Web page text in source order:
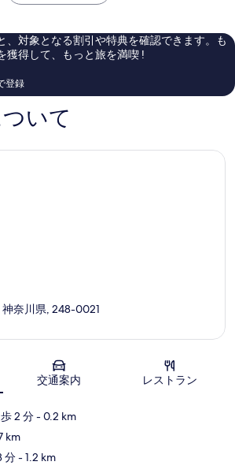
件
件
、対象となる割引や特典を確認できます。も
獲得して、もっと旅を満喫 !
登録
いて
地図
奈川県, 248-0021
交通案内 レストラン
2 分- 0.2 km
km
分- 1.2 km